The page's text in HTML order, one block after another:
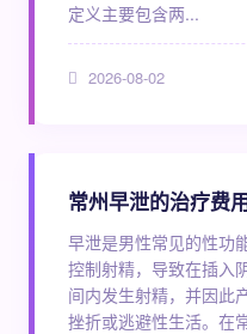
定义主要包含两...
2026-08-02
常州早泄的治疗费
早泄是男性常见的性功
控制射精，导致在插入
间内发生射精，并因此
挫折或逃避性生活。在